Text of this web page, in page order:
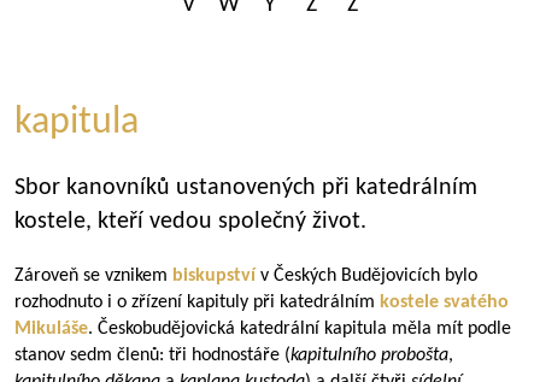
V
W Y Z Ž
kapitula
Sbor kanovníků ustanovených při katedrálním
kostele, kteří vedou společný život.
Zároveň se vznikem biskupství v Českých Budějovicích bylo
rozhodnuto i o zřízení kapituly při katedrálním kostele svatého
Mikuláše. Českobudějovická katedrální kapitula měla mít podle
stanov sedm členů: tři hodnostáře (kapitulního probošta,